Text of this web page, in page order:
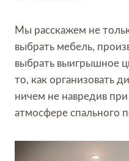
Мы расскажем не
выбрать мебель,
выбрать выигрышное
то, как организовать
ничем не навредив
атмосфере спального